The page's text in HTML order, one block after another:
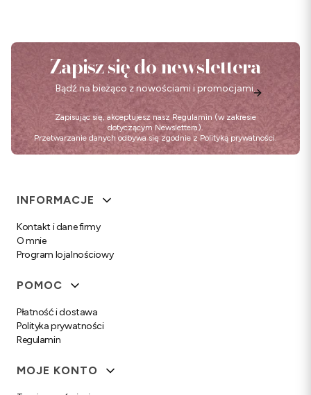
Zapisz się do newslettera
Bądź na bieżąco z nowościami i promocjami.
Zapisując się, akceptujesz nasz Regulamin (w zakresie
dotyczącym Newslettera).
Przetwarzanie danych odbywa się zgodnie z Polityką prywatności.
Linki w stopce
INFORMACJE
Kontakt i dane firmy
O mnie
Program lojalnościowy
POMOC
Płatność i dostawa
Polityka prywatności
Regulamin
MOJE KONTO